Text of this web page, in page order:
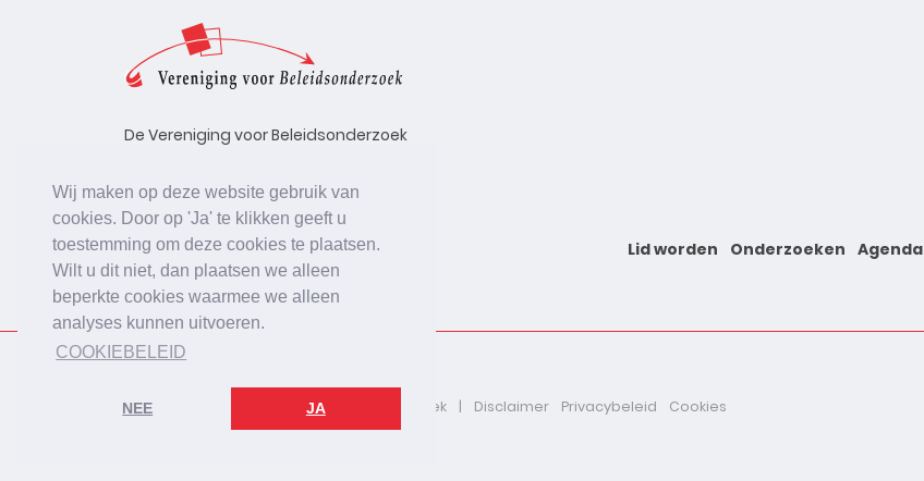
Wij maken op deze website gebruik van
cookies. Door op 'Ja' te klikken geeft u
toestemming om deze cookies te plaatsen.
Wilt u dit niet, dan plaatsen we alleen
beperkte cookies waarmee we alleen
analyses kunnen uitvoeren.
COOKIEBELEID
NEE JA
De Vereniging voor Beleidsonderzoek
bevorderen van beleidsonderzoek,
uitgevoerd in opdracht van
beleidsinstanties, uitvoerende
organisaties en bedrijfsleven.
Lid worden Onderzoeken Agenda
2026 © De Vereniging voor Beleidsonderzoek Disclaimer Privacybeleid Cookies